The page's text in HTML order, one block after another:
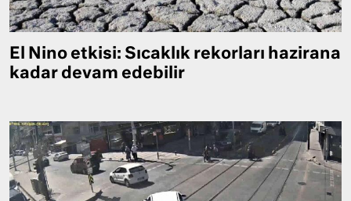
El Nino etkisi: Sıcaklık rekorları hazirana
kadar devam edebilir